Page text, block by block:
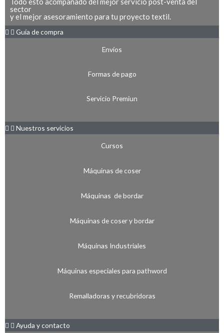
sector
y el mejor asesoramiento para tu proyecto textil.
Guía de compra
Envíos
Formas de pago
Servicio Premiun
Nuestros servicios
Cursos
Máquinas de coser
Máquinas de bordar
Máquinas de coser y bordar
Máquinas Industriales
Máquinas especiales para pathword
Remalladoras y recubridoras
Ayuda y contacto